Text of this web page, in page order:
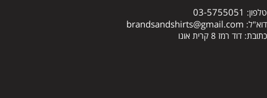
טלפון: 03-5755051
דוא"ל: brandsandshirts@gmail.com
כתובת: דוד רמז 8 קרית אונו